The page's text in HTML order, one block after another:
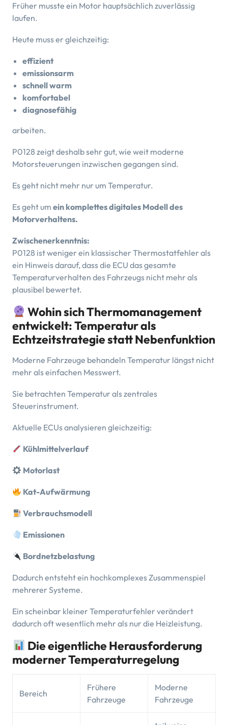
Früher musste ein Motor hauptsächlich zuverlässig
laufen.
Heute muss er gleichzeitig:
effizient
emissionsarm
schnell warm
komfortabel
diagnosefähig
arbeiten.
P0128 zeigt deshalb sehr gut, wie weit moderne
Motorsteuerungen inzwischen gegangen sind.
Es geht nicht mehr nur um Temperatur.
Es geht um ein komplettes digitales Modell des
Motorverhaltens.
Zwischenerkenntnis:
P0128 ist weniger ein klassischer Thermostatfehler als
ein Hinweis darauf, dass die ECU das gesamte
Temperaturverhalten des Fahrzeugs nicht mehr als
plausibel bewertet.
Wohin sich Thermomanagement
entwickelt: Temperatur als
Echtzeitstrategie statt Nebenfunktion
Moderne Fahrzeuge behandeln Temperatur längst nicht
mehr als einfachen Messwert.
Sie betrachten Temperatur als zentrales
Steuerinstrument.
Aktuelle ECUs analysieren gleichzeitig:
Kühlmittelverlauf
Motorlast
Kat-Aufwärmung
Verbrauchsmodell
Emissionen
Bordnetzbelastung
Dadurch entsteht ein hochkomplexes Zusammenspiel
mehrerer Systeme.
Ein scheinbar kleiner Temperaturfehler verändert
dadurch oft wesentlich mehr als nur die Heizleistung.
Die eigentliche Herausforderung
moderner Temperaturregelung
Bereich
Frühere
Fahrzeuge
Moderne
Fahrzeuge